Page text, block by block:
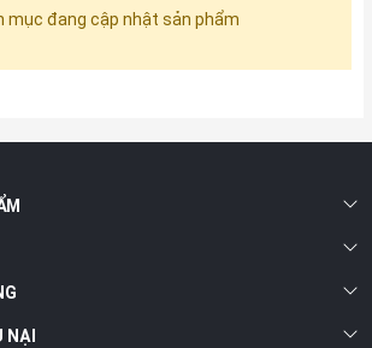
mục đang cập nhật sản phẩm
NẠI